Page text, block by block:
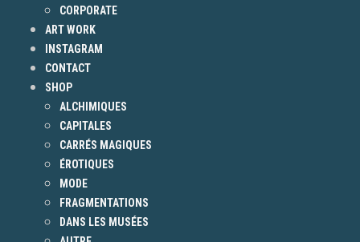
CORPORATE
ART WORK
INSTAGRAM
CONTACT
SHOP
ALCHIMIQUES
CAPITALES
CARRÉS MAGIQUES
ÉROTIQUES
MODE
FRAGMENTATIONS
DANS LES MUSÉES